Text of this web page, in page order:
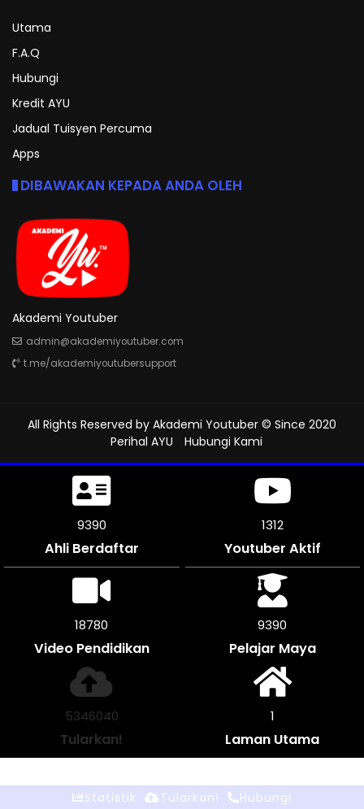
Utama
F.A.Q
Hubungi
Kredit AYU
Jadual Tuisyen Percuma
Apps
DIBAWAKAN KEPADA ANDA OLEH
Akademi Youtuber
admin@akademiyoutuber.com
t.me/akademiyoutubersupport
All Rights Reserved by Akademi Youtuber © Since 2020
Perihal AYU
Hubungi Kami
9726
Ahli Berdaftar
1312
Youtuber Aktif
19452
Video Pendidikan
9723
Pelajar Maya
5535628
Tularkan!
1
Laman Utama
Statistik Tularkan! Hubungi